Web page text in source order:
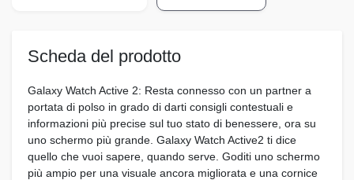
Scheda del prodotto
Galaxy Watch Active 2: Resta connesso con un partner a
portata di polso in grado di darti consigli contestuali e
informazioni più precise sul tuo stato di benessere, ora su
uno schermo più grande. Galaxy Watch Active2 ti dice
quello che vuoi sapere, quando serve. Goditi uno schermo
più ampio per una visuale ancora migliorata e una cornice